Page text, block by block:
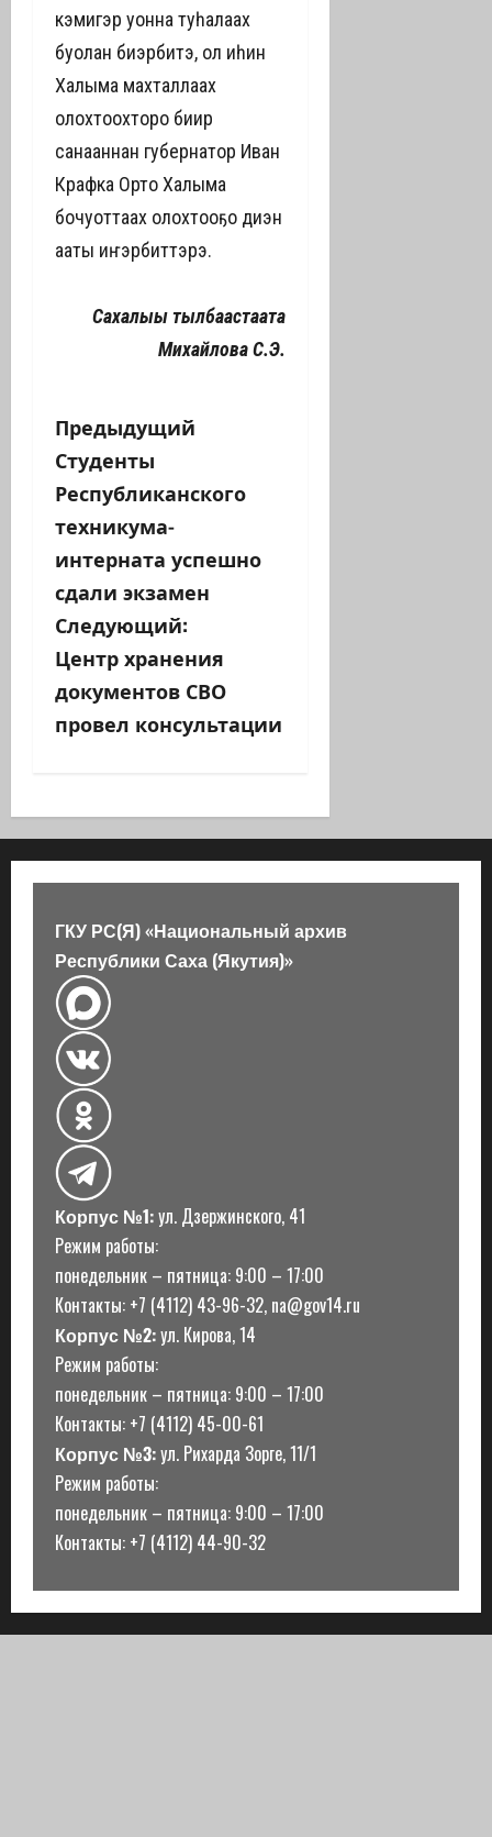
кэмигэр уонна туһалаах
буолан биэрбитэ, ол иһин
Халыма махталлаах
олохтоохторо биир
санааннан губернатор Иван
Крафка Орто Халыма
бочуоттаах олохтооҕо диэн
ааты иҥэрбиттэрэ.
Сахалыы тылбаастаата
Михайлова С.Э.
Н
а
в
и
г
а
ц
з
а
п
и
с
и
Предыдущий
Студенты
Республиканского
техникума-
интерната успешно
сдали экзамен
Следующий:
Центр хранения
документов СВО
провел консультации
ГКУ РС(Я) «Национальный архив
Республики Саха (Якутия)»
Корпус №1:ул. Дзержинского, 41
Режим работы:
понедельник – пятница: 9:00 – 17:00
Контакты: +7 (4112) 43-96-32, na@gov14.ru
Корпус №2:ул. Кирова, 14
Режим работы:
понедельник – пятница: 9:00 – 17:00
Контакты: +7 (4112) 45-00-61
Корпус №3:ул. Рихарда Зорге, 11/1
Режим работы:
понедельник – пятница: 9:00 – 17:00
Контакты: +7 (4112) 44-90-32